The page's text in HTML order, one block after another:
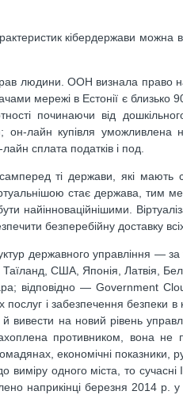
кібердержави можна
людини. ООН визнала право
мережі в Естонії є
починаючи від
лайн купівля уможливлена
сплата податків і под.
ті держави, які
стає держава, тим
найінноваційнішими.
безперебійну доставку
державного управління —
США, Японія, Латвія,
відповідно — Government
і забезпечення безпеки
вивести на новий рівень
противником, вона не
економічні
виміру одного міста, то
наприкінці березня 2014 р.